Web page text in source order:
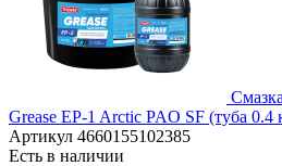
Grease EP-1 Arctic PAO SF (туба 0.4
Артикул 4660155102385
Есть в наличии